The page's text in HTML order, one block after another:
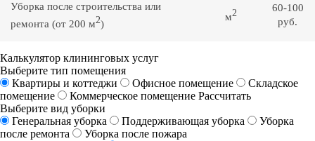
Уборка после строительства или
ремонта (от 200 м2)
м2
60-100
руб.
Калькулятор клининговых услуг
Выберите тип помещения
Квартиры и коттеджи
Офисное помещение
Складское
помещение
Коммерческое помещение Рассчитать
Выберите вид уборки
Генеральная уборка
Поддерживающая уборка
Уборка
после ремонта
Уборка после пожара